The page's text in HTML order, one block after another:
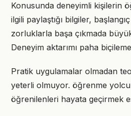
Konusunda deneyimli kişilerin
ilgili paylaştığı bilgiler,
zorluklarla başa çıkmada
Deneyim aktarımı paha
Pratik uygulamalar olmadan
yeterli olmuyor. öğrenme
öğrenilenleri hayata geçirmek